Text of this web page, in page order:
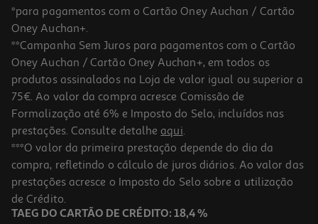
*para pagamentos com o Cartão Oney Auchan / Cartão
Oney Auchan+.
**Campanha Sem Juros para pagamentos com o Cartão
Oney Auchan / Cartão Oney Auchan+, em todos os
produtos assinalados na Loja de valor igual ou superior a
75€. Ao valor da compra acresce Comissão de
Formalização até 6% e Imposto do Selo, incluídos nas
prestações. Consulte detalhe aqui.
***O valor da primeira prestação depende do dia da
compra, refletindo o cálculo de juros diários. Ao valor das
prestações acresce o Imposto do Selo sobre a utilização
de Crédito.
TAEG DO CARTÃO DE CRÉDITO: 18,4 %